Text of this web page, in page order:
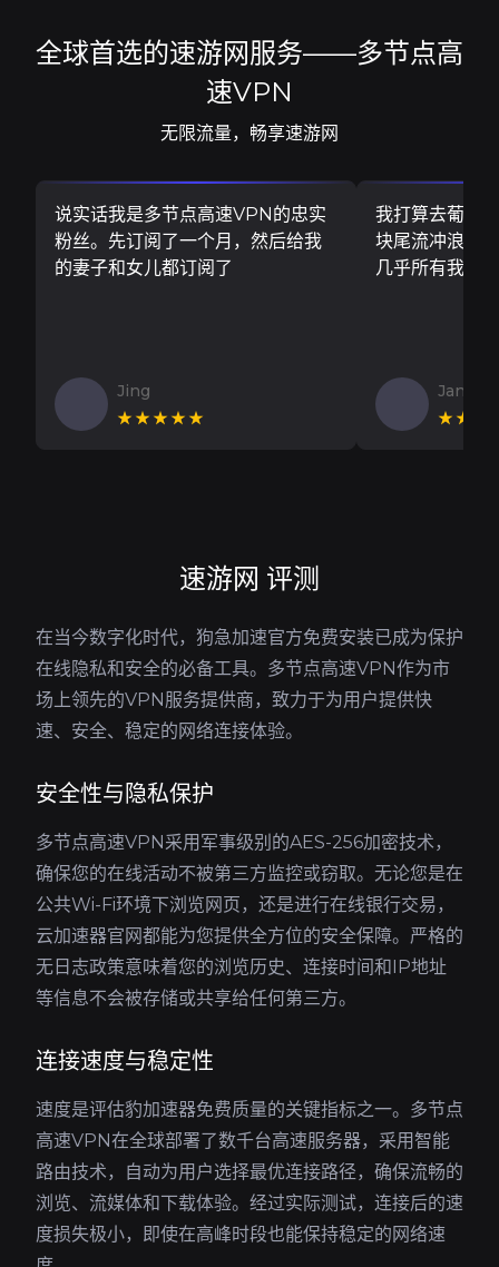
全球首选的速游网服务——多节点高
速VPN
无限流量，畅享速游网
说实话我是多节点高速VPN的忠实
粉丝。先订阅了一个月，然后给我
的妻子和女儿都订阅了
Jing
★★★★★
我打算去葡萄
块尾流冲浪板
几乎所有我需
Jan V
速游网 评测
在当今数字化时代，狗急加速官方免费安装已成为保护
在线隐私和安全的必备工具。多节点高速VPN作为市
场上领先的VPN服务提供商，致力于为用户提供快
速、安全、稳定的网络连接体验。
安全性与隐私保护
多节点高速VPN采用军事级别的AES-256加密技术，
确保您的在线活动不被第三方监控或窃取。无论您是在
公共Wi-Fi环境下浏览网页，还是进行在线银行交易，
云加速器官网都能为您提供全方位的安全保障。严格的
无日志政策意味着您的浏览历史、连接时间和IP地址
等信息不会被存储或共享给任何第三方。
连接速度与稳定性
速度是评估豹加速器免费质量的关键指标之一。多节点
高速VPN在全球部署了数千台高速服务器，采用智能
路由技术，自动为用户选择最优连接路径，确保流畅的
浏览、流媒体和下载体验。经过实际测试，连接后的速
度损失极小，即使在高峰时段也能保持稳定的网络速